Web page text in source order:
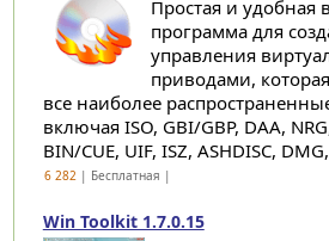
Простая и удобная
программа для
управления
приводами,
все наиболее
включая ISO, GBI/GBP, DAA,
BIN/CUE, UIF, ISZ, ASHDISC,
6 282| Бесплатная |
Win Toolkit 1.7.0.15